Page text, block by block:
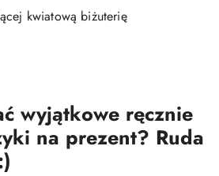
kwiatową biżuterię
wyjątkowe ręcznie
na prezent? Ruda